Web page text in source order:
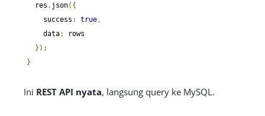
  res
. json({
    success
: true ,
    data
:
rows
});
}
Ini REST API nyata, langsung query ke MySQL.